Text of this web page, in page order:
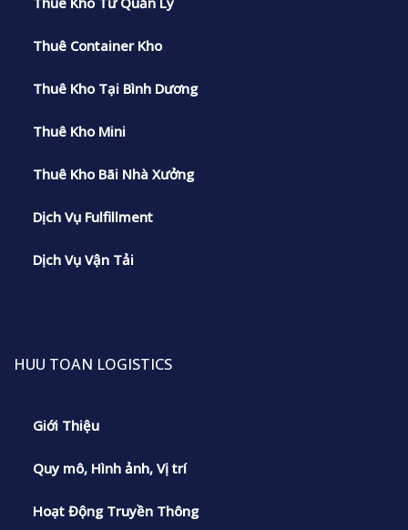
Thuê Container Kho
Thuê Kho Tại Bình Dương
Thuê Kho Mini
Thuê Kho Bãi Nhà Xưởng
Dịch Vụ Fulfillment
Dịch Vụ Vận Tải
HUU TOAN LOGISTICS
Giới Thiệu
Quy mô, Hình ảnh, Vị trí
Hoạt Động Truyền Thông